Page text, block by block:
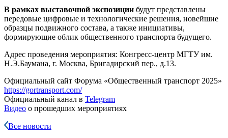
В рамках выставочной экспозиции будут представлены
передовые цифровые и технологические решения, новейшие
образцы подвижного состава, а также инициативы,
формирующие облик общественного транспорта будущего.
Адрес проведения мероприятия: Конгресс-центр МГТУ им.
Н.Э.Баумана, г. Москва, Бригадирский пер., д.13.
Официальный сайт Форума «Общественный транспорт 2025»
https://gortransport.com/
Официальный канал в Telegram
Видео о прошедших мероприятиях
Все новости